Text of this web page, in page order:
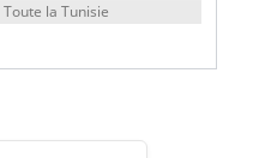
Toute la Tunisie